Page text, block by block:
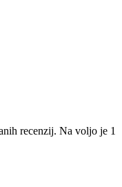
recenzij. Na voljo je 1